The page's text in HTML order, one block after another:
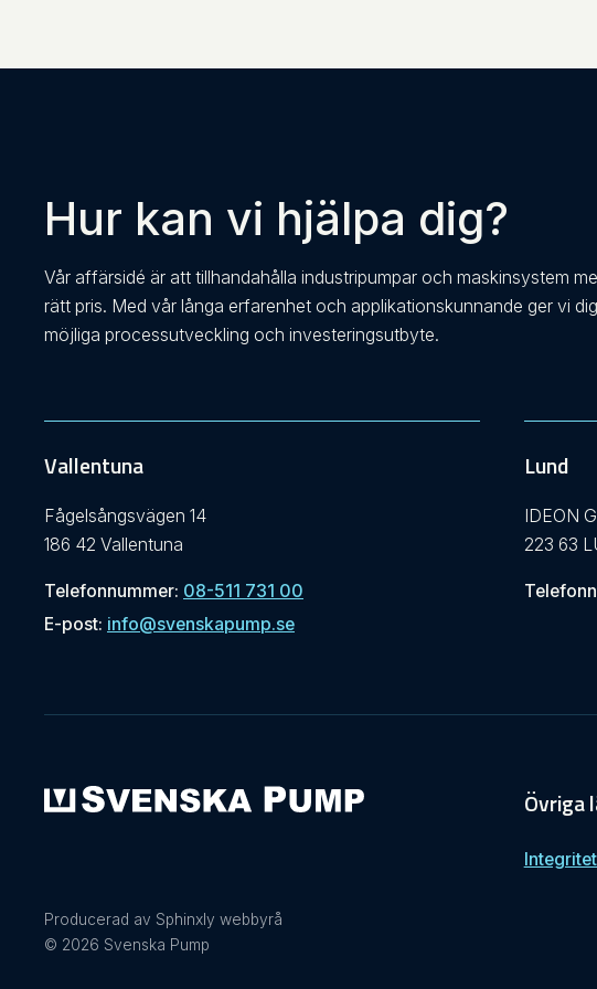
Hur kan vi hjälpa dig?
Vår affärsidé är att tillhandahålla industripumpar och maskinsystem
rätt pris. Med vår långa erfarenhet och applikationskunnande ger vi
möjliga processutveckling och investeringsutbyte.
Vallentuna
Fågelsångsvägen 14
186 42 Vallentuna
Telefonnummer: 08-511 731 00
E-post: info@svenskapump.se
Lund
IDEON
223 63
Producerad av Sphinxly webbyrå
© 2026 Svenska Pump
Övriga